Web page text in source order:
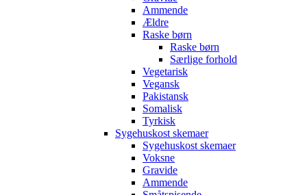
Ammende
Ældre
Raske børn
Raske børn
Særlige forhold
Vegetarisk
Vegansk
Pakistansk
Somalisk
Tyrkisk
Sygehuskost skemaer
Sygehuskost skemaer
Voksne
Gravide
Ammende